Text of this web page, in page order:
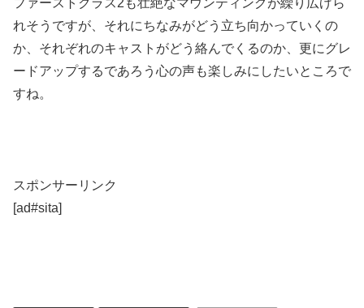
れそうですが、それにちなみがどう立ち向かっていくの
か、それぞれのキャストがどう絡んでくるのか、更にグレ
ードアップするであろう心の声も楽しみにしたいところで
すね。
スポンサーリンク
[ad#sita]